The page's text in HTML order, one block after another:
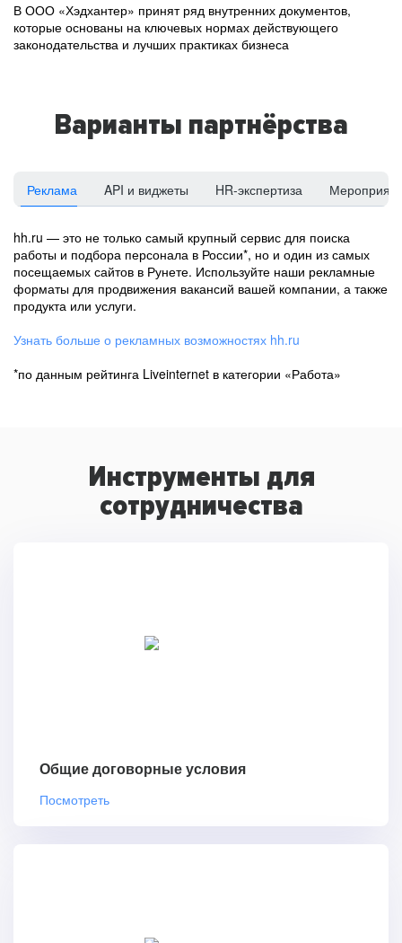
В ООО «Хэдхантер» принят ряд внутренних документов,
которые основаны на ключевых нормах действующего
законодательства и лучших практиках бизнеса
Варианты партнёрства
Реклама API и виджеты HR-экспертиза
hh.ru — это не только самый крупный сервис для поиска
работы и подбора персонала в России*, но и один из самых
посещаемых сайтов в Рунете. Используйте наши рекламные
форматы для продвижения вакансий вашей компании, а также
продукта или услуги.
Узнать больше о рекламных возможностях hh.ru
*по данным рейтинга Liveinternet в категории «Работа»
Инструменты для
сотрудничества
Общие договорные условия
Посмотреть